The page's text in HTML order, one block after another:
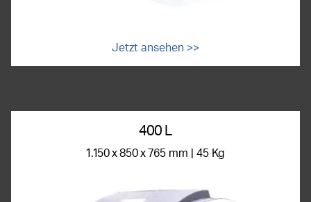
Jetzt ansehen >>
400 L
1.150 x 850 x 765 mm | 45 Kg